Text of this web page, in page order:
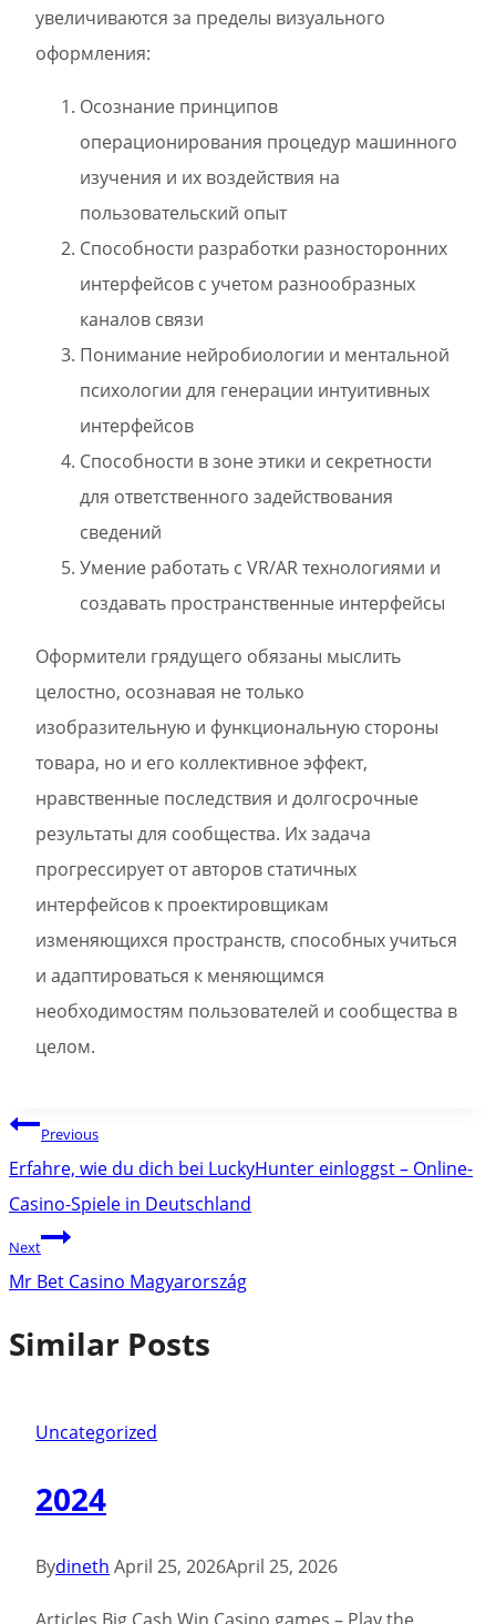
увеличиваются за пределы визуального
оформления:
Осознание принципов
операционирования процедур машинного
изучения и их воздействия на
пользовательский опыт
Способности разработки разносторонних
интерфейсов с учетом разнообразных
каналов связи
Понимание нейробиологии и ментальной
психологии для генерации интуитивных
интерфейсов
Способности в зоне этики и секретности
для ответственного задействования
сведений
Умение работать с VR/AR технологиями и
создавать пространственные интерфейсы
Оформители грядущего обязаны мыслить
целостно, осознавая не только
изобразительную и функциональную стороны
товара, но и его коллективное эффект,
нравственные последствия и долгосрочные
результаты для сообщества. Их задача
прогрессирует от авторов статичных
интерфейсов к проектировщикам
изменяющихся пространств, способных учиться
и адаптироваться к меняющимся
необходимостям пользователей и сообщества в
целом.
Post
navigation
Previous
Erfahre, wie du dich bei LuckyHunter einloggst – Online-
Casino-Spiele in Deutschland
Next
Mr Bet Casino Magyarország
Similar Posts
Uncategorized
2024
Bydineth April 25, 2026April 25, 2026